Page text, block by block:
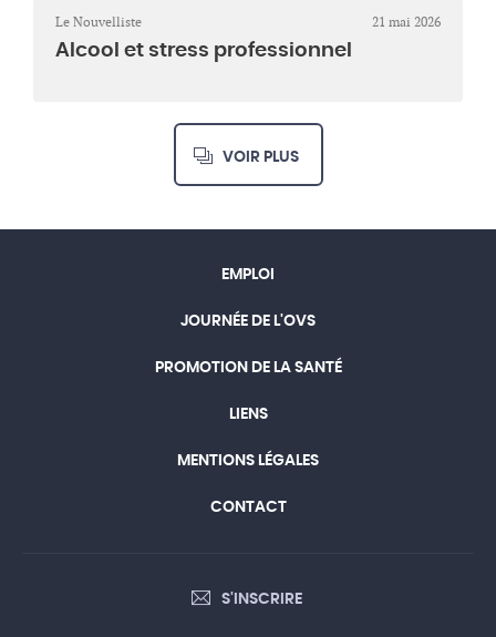
Le Nouvelliste 21 mai 2026
Alcool et stress professionnel
VOIR PLUS
EMPLOI
JOURNÉE DE L'OVS
PROMOTION DE LA SANTÉ
LIENS
MENTIONS LÉGALES
CONTACT
S'INSCRIRE